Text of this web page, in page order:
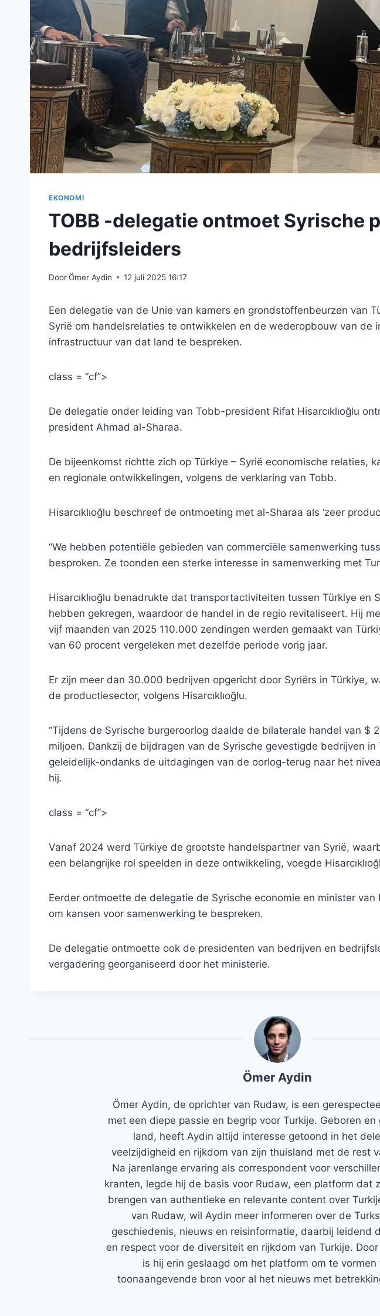
EKONOMI
TOBB -delegatie ontmoet Syrische
bedrijfsleiders
DoorÖmer Aydin 12 juli 2025 16:17
Een delegatie van de Unie van kamers en grondstoffenbeurzen van
Syrië om handelsrelaties te ontwikkelen en de wederopbouw van de
infrastructuur van dat land te bespreken.
class = “cf”>
De delegatie onder leiding van Tobb-president Rifat Hisarcıklıoğlu
president Ahmad al-Sharaa.
De bijeenkomst richtte zich op Türkiye – Syrië economische relaties,
en regionale ontwikkelingen, volgens de verklaring van Tobb.
Hisarcıklıoğlu beschreef de ontmoeting met al-Sharaa als ‘zeer
“We hebben potentiële gebieden van commerciële samenwerking
besproken. Ze toonden een sterke interesse in samenwerking met
Hisarcıklıoğlu benadrukte dat transportactiviteiten tussen Türkiye en
hebben gekregen, waardoor de handel in de regio revitaliseert. Hij
vijf maanden van 2025 110.000 zendingen werden gemaakt van
van 60 procent vergeleken met dezelfde periode vorig jaar.
Er zijn meer dan 30.000 bedrijven opgericht door Syriërs in Türkiye,
de productiesector, volgens Hisarcıklıoğlu.
“Tijdens de Syrische burgeroorlog daalde de bilaterale handel van $
miljoen. Dankzij de bijdragen van de Syrische gevestigde bedrijven
geleidelijk-ondanks de uitdagingen van de oorlog-terug naar het
hij.
class = “cf”>
Vanaf 2024 werd Türkiye de grootste handelspartner van Syrië,
een belangrijke rol speelden in deze ontwikkeling, voegde
Eerder ontmoette de delegatie de Syrische economie en minister
om kansen voor samenwerking te bespreken.
De delegatie ontmoette ook de presidenten van bedrijven en
vergadering georganiseerd door het ministerie.
Ömer Aydin
Ömer Aydin, de oprichter van Rudaw, is een
met een diepe passie en begrip voor Turkije. Geboren
land, heeft Aydin altijd interesse getoond in het
veelzijdigheid en rijkdom van zijn thuisland met de rest
Na jarenlange ervaring als correspondent voor
kranten, legde hij de basis voor Rudaw, een platform dat
brengen van authentieke en relevante content over
van Rudaw, wil Aydin meer informeren over de
geschiedenis, nieuws en reisinformatie, daarbij leidend
en respect voor de diversiteit en rijkdom van Turkije.
is hij erin geslaagd om het platform om te vormen
toonaangevende bron voor al het nieuws met